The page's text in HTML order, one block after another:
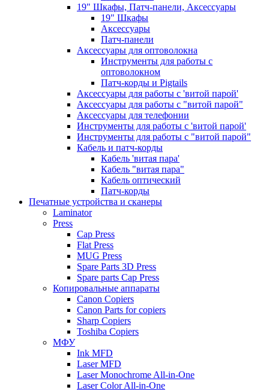
19" Шкафы, Патч-панели, Аксессуары
19" Шкафы
Аксессуары
Патч-панели
Аксессуары для оптоволокна
Инструменты для работы с
оптоволокном
Патч-корды и Pigtails
Аксессуары для работы с 'витой парой'
Аксессуары для работы с "витой парой"
Аксессуары для телефонии
Инструменты для работы с 'витой парой'
Инструменты для работы с "витой парой"
Кабель и патч-корды
Кабель 'витая пара'
Кабель "витая пара"
Кабель оптический
Патч-корды
Печатные устройства и сканеры
Laminator
Press
Cap Press
Flat Press
MUG Press
Spare Parts 3D Press
Spare parts Cap Press
Копировальные аппараты
Canon Copiers
Canon Parts for copiers
Sharp Copiers
Toshiba Copiers
МФУ
Ink MFD
Laser MFD
Laser Monochrome All-in-One
Laser Color All-in-One